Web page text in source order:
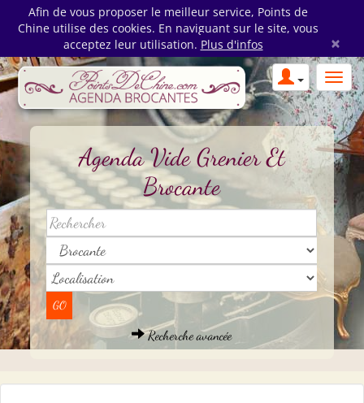
Afin de vous proposer le meilleur service, Points de
Chine utilise des cookies. En naviguant sur le site, vous
acceptez leur utilisation. Plus d'infos ×
Agenda Vide Grenier Et
Brocante
Recherche avancée